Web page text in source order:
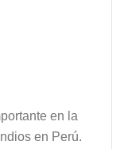
en la
en Perú.